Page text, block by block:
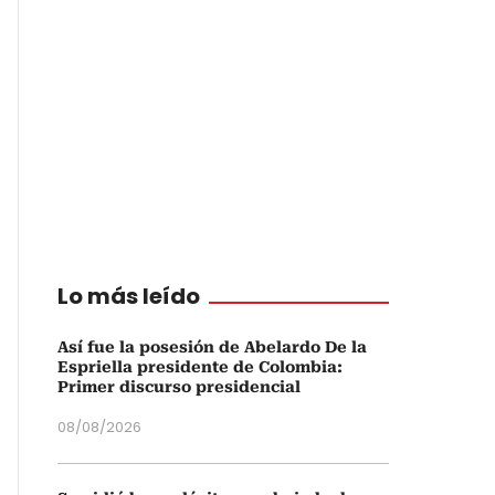
Lo más leído
Así fue la posesión de Abelardo De la
Espriella presidente de Colombia:
Primer discurso presidencial
08/08/2026